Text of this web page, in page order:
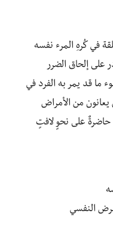
في كُرهِ المرء نفسه
إلحاق الضرر
ما قد يمر به الفرد في
من الأمراض
حاضرةٌ على نحوٍ لافتٍ
النفسي